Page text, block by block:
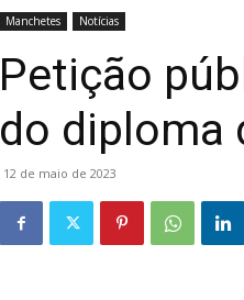
Manchetes Notícias
Petição
do diploma
12 de maio de 2023